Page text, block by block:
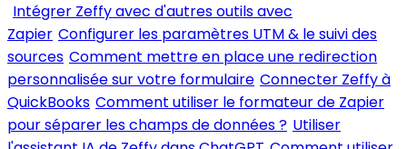
Intégrer Zeffy avec d'autres outils avec
Zapier Configurer les paramètres UTM & le suivi des
sources Comment mettre en place une redirection
personnalisée sur votre formulaire Connecter Zeffy à
QuickBooks Comment utiliser le formateur de Zapier
pour séparer les champs de données ? Utiliser